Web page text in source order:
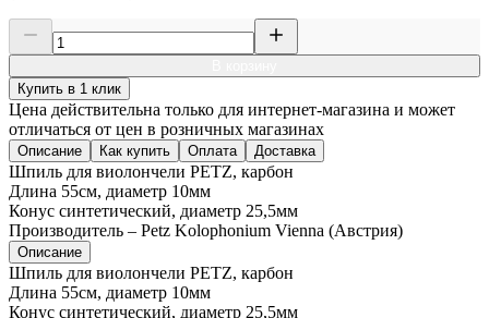
Купить в 1 клик
Цена действительна только для интернет-магазина и может
отличаться от цен в розничных магазинах
Описание Как купить Оплата Доставка
Шпиль для виолончели PETZ, карбон
Длина 55см, диаметр 10мм
Конус синтетический, диаметр 25,5мм
Производитель – Petz Kolophonium Vienna (Австрия)
Описание
Шпиль для виолончели PETZ, карбон
Длина 55см, диаметр 10мм
Конус синтетический, диаметр 25,5мм